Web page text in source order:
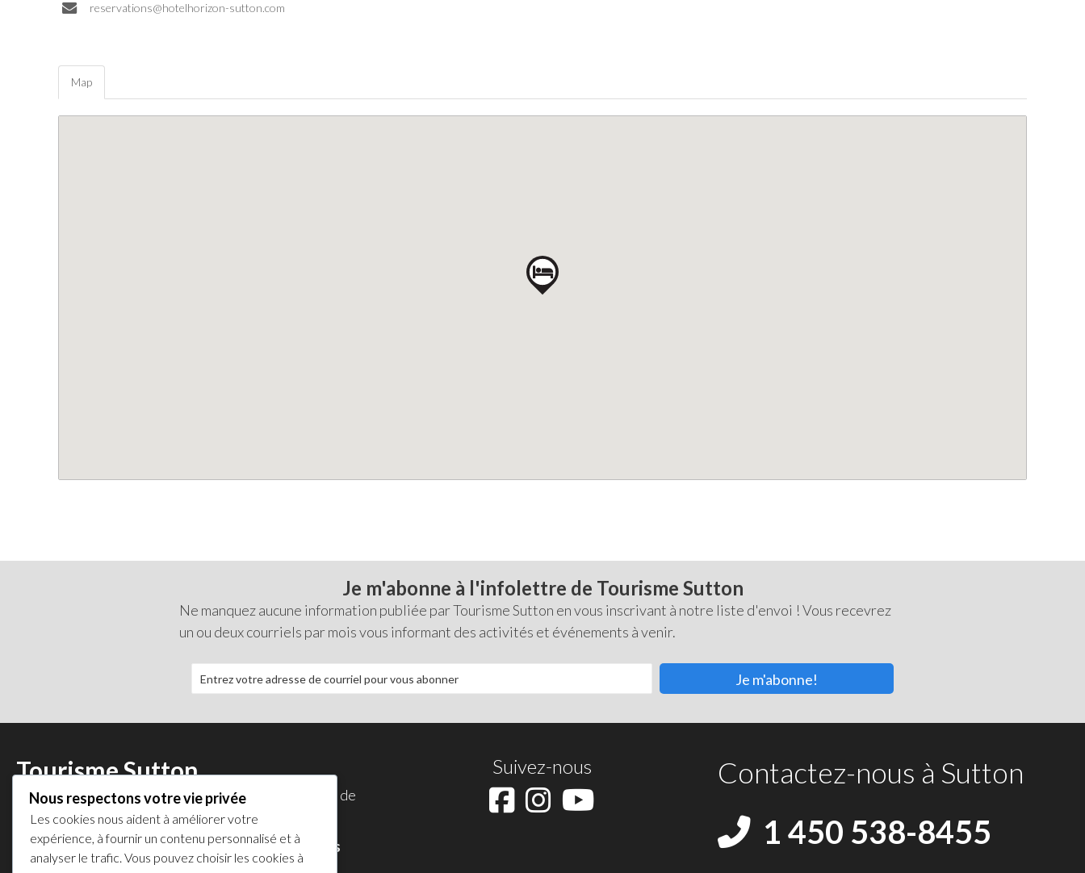
reservations@hotelhorizon-sutton.com
Map
Je m'abonne à l'infolettre de Tourisme Sutton
Ne manquez aucune information publiée par Tourisme Sutton en vous inscrivant à notre liste d'envoi ! Vous recevrez
un ou deux courriels par mois vous informant des activités et événements à venir.
Je m'abonne!
Tourisme Sutton
Tourisme Sutton est une initiative de la
Corporation de
développement économique de Sutton.
Accédez au répertoire des commerces et services
membres de la CDES.
Suivez-nous Contactez-nous à Sutton
1 450 538-8455
Nous respectons votre vie privée
Les cookies nous aident à améliorer votre
expérience, à fournir un contenu personnalisé et à
analyser le trafic. Vous pouvez choisir les cookies à